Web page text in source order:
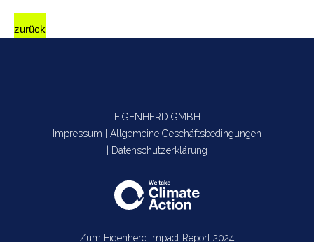
zurück
EIGENHERD GMBH
Impressum
Allgemeine Geschäftsbedingungen
Datenschutzerklärung
Zum Eigenherd Impact Report 2024